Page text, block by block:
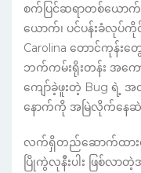
စက်ပြင်ဆရာတစ်ယော
ယောက်၊ ပင်ပန်းခံလုပ်ကို
Carolina တောင်ကုန်း
ဘက်ကမ်းရိုးတန်း အကော
ကျော်ခဲ့ဖူးတဲ့ Bug
နောက်ကို အမြဲလိုက်နေဆဲ
လက်ရှိတည်ဆောက်ထားတဲ့
ပြိုကွဲလုနီးပါး ဖြစ်လာ